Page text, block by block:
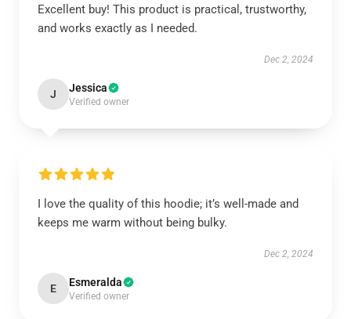
Excellent buy! This product is practical, trustworthy,
and works exactly as I needed.
Dec 2, 2024
J Jessica
Verified owner
I love the quality of this hoodie; it’s well-made and
keeps me warm without being bulky.
Dec 2, 2024
E Esmeralda
Verified owner